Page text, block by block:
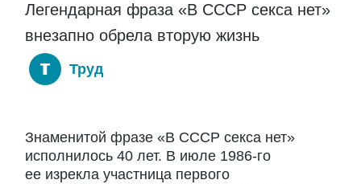
Легендарная фраза «В СССР секса нет»
внезапно обрела вторую жизнь
Труд
Знаменитой фразе «В СССР секса нет»
исполнилось 40 лет. В июле 1986-го
ее изрекла участница первого